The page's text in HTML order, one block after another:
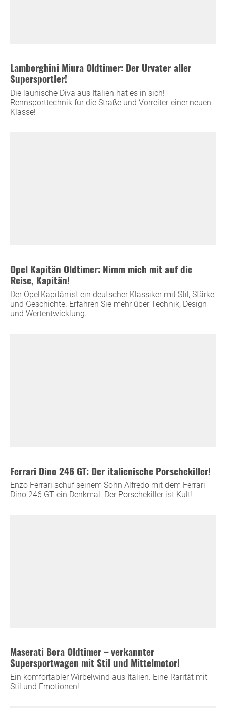
Lamborghini Miura Oldtimer: Der Urvater aller
Supersportler!
Die launische Diva aus Italien hat es in sich!
Rennsporttechnik für die Straße und Vorreiter einer neuen
Klasse!
Opel Kapitän Oldtimer: Nimm mich mit auf die
Reise, Kapitän!
Der Opel Kapitän ist ein deutscher Klassiker mit Stil, Stärke
und Geschichte. Erfahren Sie mehr über Technik, Design
und Wertentwicklung.
Ferrari Dino 246 GT: Der italienische Porschekiller!
Enzo Ferrari schuf seinem Sohn Alfredo mit dem Ferrari
Dino 246 GT ein Denkmal. Der Porschekiller ist Kult!
Maserati Bora Oldtimer – verkannter
Supersportwagen mit Stil und Mittelmotor!
Ein komfortabler Wirbelwind aus Italien. Eine Rarität mit
Stil und Emotionen!